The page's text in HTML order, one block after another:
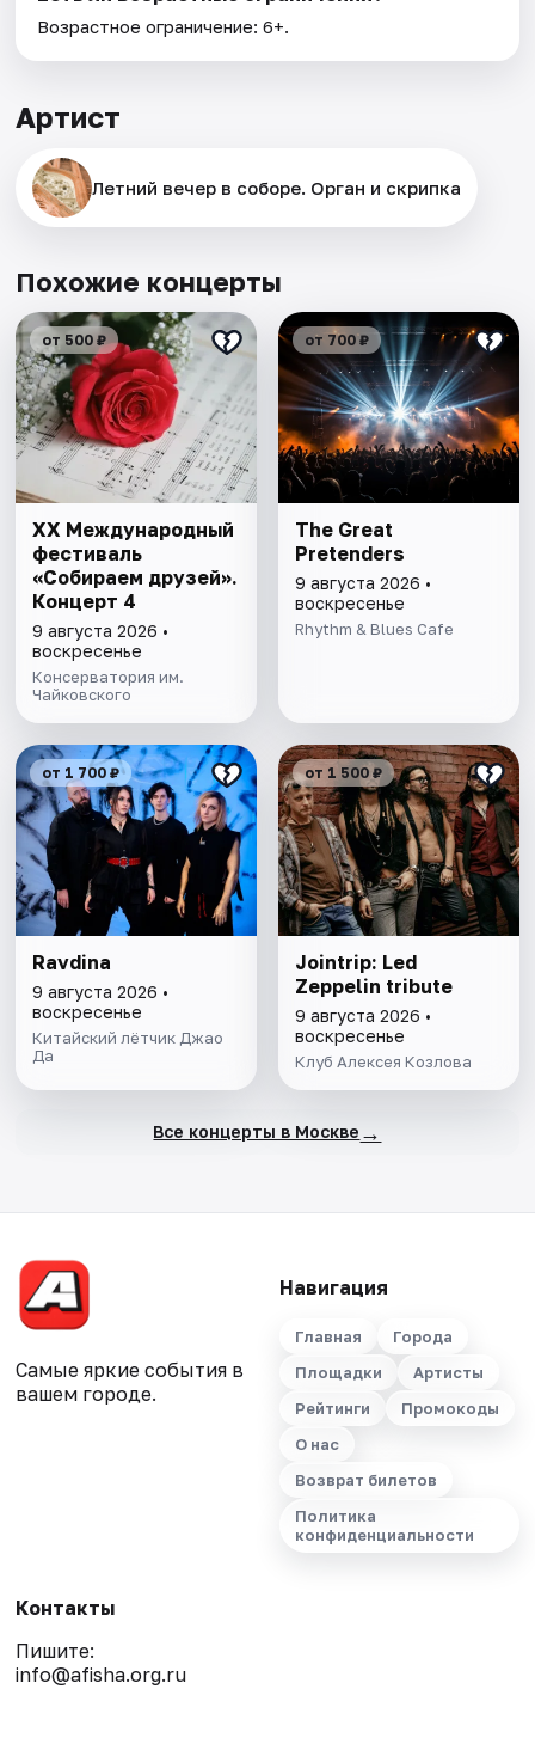
Возрастное ограничение: 6+.
Артист
Летний вечер в соборе. Орган и скрипка
Похожие концерты
от 500 ₽
XX Международный
фестиваль
«Собираем друзей».
Концерт 4
9 августа 2026 •
воскресенье
Консерватория им.
Чайковского
от 700 ₽
The Great
Pretenders
9 августа 2026 •
воскресенье
Rhythm & Blues Cafe
от 1 700 ₽
Ravdina
9 августа 2026 •
воскресенье
Китайский лётчик Джао
Да
от 1 500 ₽
Jointrip: Led
Zeppelin tribute
9 августа 2026 •
воскресенье
Клуб Алексея Козлова
Все концерты в Москве →
Самые яркие события в
вашем городе.
Навигация
Главная
Города
Площадки
Артисты
Рейтинги
Промокоды
О нас
Возврат билетов
Политика
конфиденциальности
Контакты
Пишите:
info@afisha.org.ru